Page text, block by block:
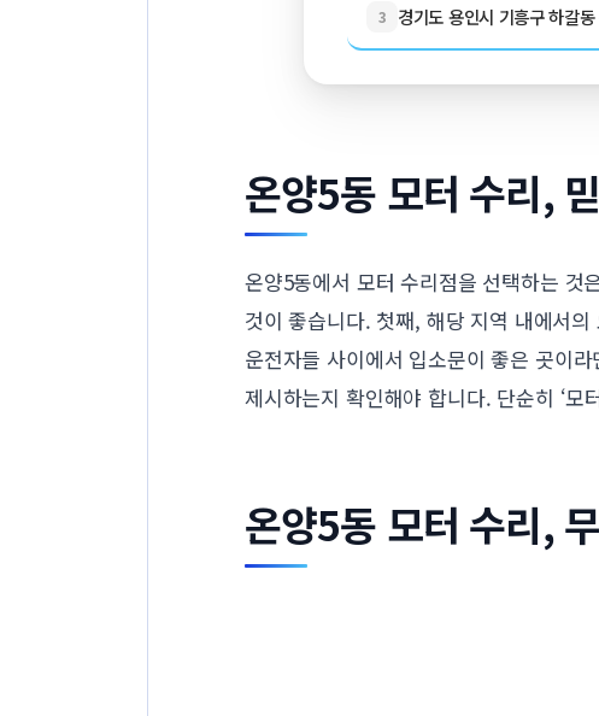
3 경기도 용인시 기흥구 하갈
온양5동 모터 수리,
온양5동에서 모터 수리점을 선택하는 것
것이 좋습니다. 첫째, 해당 지역 내에서
운전자들 사이에서 입소문이 좋은 곳이
제시하는지 확인해야 합니다. 단순히 ‘모
온양5동 모터 수리,